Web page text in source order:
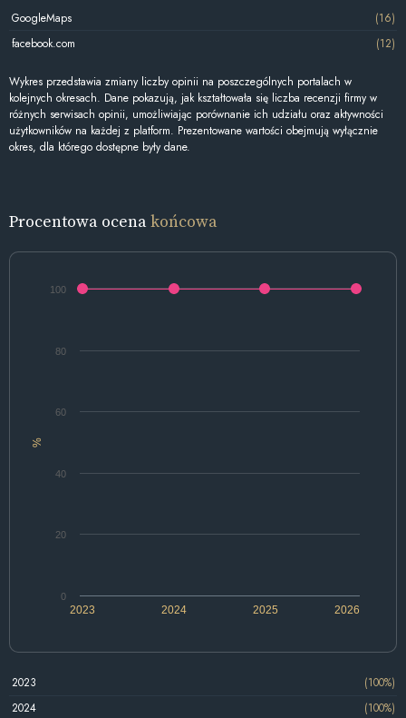
GoogleMaps
(16)
facebook.com
(12)
Wykres przedstawia zmiany liczby opinii na poszczególnych portalach w
kolejnych okresach. Dane pokazują, jak kształtowała się liczba recenzji firmy w
różnych serwisach opinii, umożliwiając porównanie ich udziału oraz aktywności
użytkowników na każdej z platform. Prezentowane wartości obejmują wyłącznie
okres, dla którego dostępne były dane.
Procentowa ocenakońcowa
%
2024 2026
2023 2025
0
20
40
60
80
100
2023
(100%)
2024
(100%)